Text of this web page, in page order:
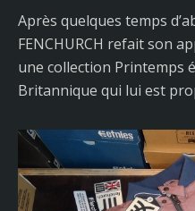
Après quelques temps
FENCHURCH refait son
une collection Printemps
Britannique qui lui est